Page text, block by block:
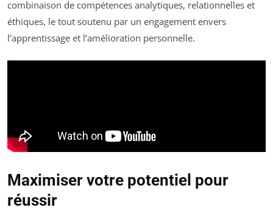
combinaison de compétences analytiques, relationnelles et
éthiques, le tout soutenu par un engagement envers
l’apprentissage et l’amélioration personnelle.
Maximiser votre potentiel pour
réussir